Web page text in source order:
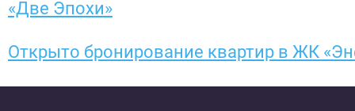
«Две Эпохи»
Открыто бронирование квартир в ЖК